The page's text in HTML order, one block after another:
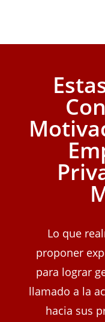
Lo que
proponer
para lograr
llamado a la
hacia sus